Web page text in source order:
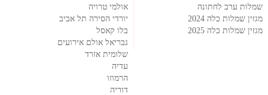
שמלות ערב לחתונה
מגזין שמלות כלה 2024
מגזין שמלות כלה 2025
אולמי טרויה
יורדי הסירה תל אביב
בלו קאסל
גבריאל אולם אירועים
שלומית אזרד
עדיה
הרמוזו
דוריה